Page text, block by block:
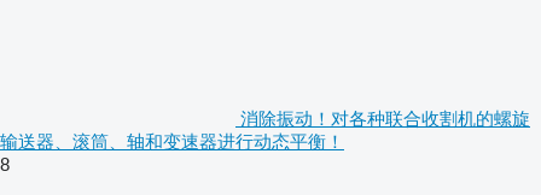
消除振动！对各种联合收割机的螺旋
输送器、滚筒、轴和变速器进行动态平衡！
8